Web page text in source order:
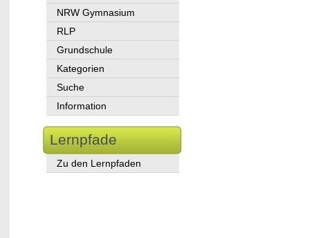
NRW Gymnasium
RLP
Grundschule
Kategorien
Suche
Information
Lernpfade
Zu den Lernpfaden